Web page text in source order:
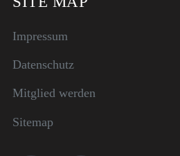
Impressum
Datenschutz
Mitglied werden
Sitemap